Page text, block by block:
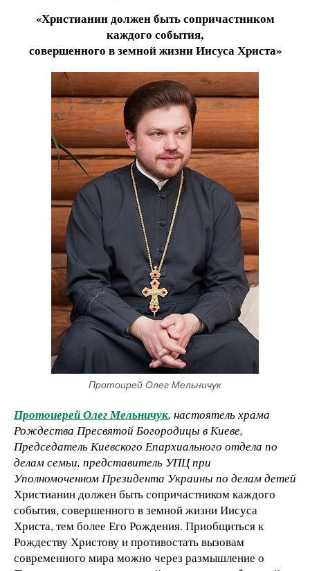
«Христианин должен быть сопричастником
каждого события,
совершенного в земной жизни Иисуса Христа»
Протоирей Олег Мельничук
Протоиерей Олег Мельничук, настоятель храма
Рождества Пресвятой Богородицы в Киеве,
Председатель Киевского Епархиального отдела по
делам семьи, представитель УПЦ при
Уполномоченном Президента Украины по делам детей
Христианин должен быть сопричастником каждого
события, совершенного в земной жизни Иисуса
Христа, тем более Его Рождения. Приобщиться к
Рождеству Христову и противостать вызовам
современного мира можно через размышление о